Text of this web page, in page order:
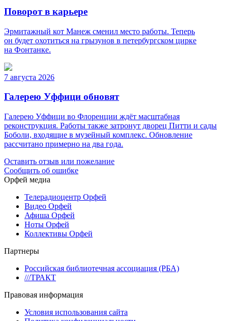
Поворот в карьере
Эрмитажный кот Манеж сменил место работы. Теперь
он будет охотиться на грызунов в петербургском цирке
на Фонтанке.
7 августа 2026
Галерею Уффици обновят
Галерею Уффици во Флоренции ждёт масштабная
реконструкция. Работы также затронут дворец Питти и сады
Боболи, входящие в музейный комплекс. Обновление
рассчитано примерно на два года.
Оставить отзыв или пожелание
Сообщить об ошибке
Орфей медиа
Телерадиоцентр Орфей
Видео Орфей
Афиша Орфей
Ноты Орфей
Коллективы Орфей
Партнеры
Российская библиотечная ассоциация (РБА)
///ТРАКТ
Правовая информация
Условия использования сайта